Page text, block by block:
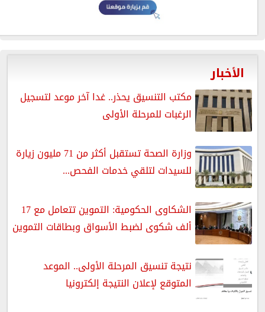
الأخبار
مكتب التنسيق يحذر.. غدا آخر موعد لتسجيل
الرغبات للمرحلة الأولى
وزارة الصحة تستقبل أكثر من 71 مليون زيارة
للسيدات لتلقي خدمات الفحص...
الشكاوى الحكومية: التموين تتعامل مع 17
ألف شكوى لضبط الأسواق وبطاقات التموين
نتيجة تنسيق المرحلة الأولى.. الموعد
المتوقع لإعلان النتيجة إلكترونيا